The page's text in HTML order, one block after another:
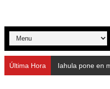
Nevado Gas optimiza
Balance semestral
Plan Vacacional
Última Hora Iahula pone en marcha